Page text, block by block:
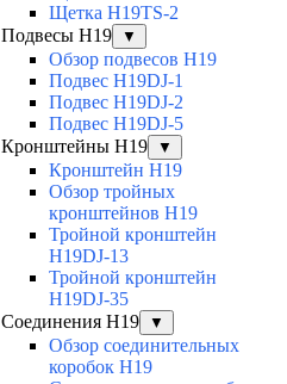
Щетка H19TS-2
Подвесы H19
▼
Обзор подвесов H19
Подвес H19DJ-1
Подвес H19DJ-2
Подвес H19DJ-5
Кронштейны H19
▼
Кронштейн H19
Обзор тройных
кронштейнов H19
Тройной кронштейн
H19DJ-13
Тройной кронштейн
H19DJ-35
Соединения H19
▼
Обзор соединительных
коробок H19